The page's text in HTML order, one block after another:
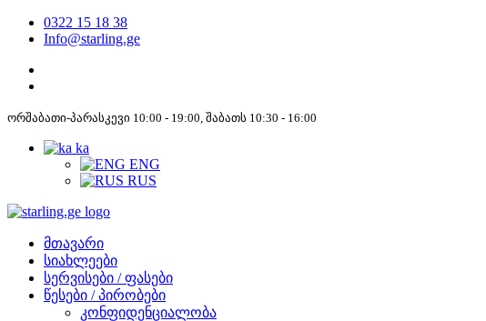
0322 15 18 38
Info@starling.ge
ორშაბათი-პარასკევი 10:00 - 19:00, შაბათს 10:30 - 16:00
ka
ENG
RUS
მთავარი
სიახლეები
სერვისები / ფასები
წესები / პირობები
კონფიდენციალობა